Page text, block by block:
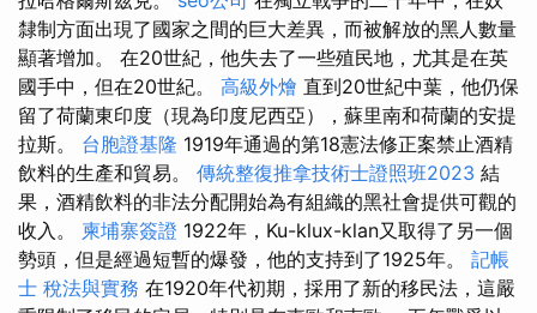
隸制方面出現了國家之間的巨大差異，而被解放的黑人數量
顯著增加。 在20世紀，他失去了一些殖民地，尤其是在英
國手中，但在20世紀。 高級外燴 直到20世紀中葉，他仍保
留了荷蘭東印度（現為印度尼西亞），蘇里南和荷蘭的安提
拉斯。 台胞證基隆 1919年通過的第18憲法修正案禁止酒精
飲料的生產和貿易。 傳統整復推拿技術士證照班2023 結
果，酒精飲料的非法分配開始為有組織的黑社會提供可觀的
收入。 柬埔寨簽證 1922年，Ku-klux-klan又取得了另一個
勢頭，但是經過短暫的爆發，他的支持到了1925年。 記帳
士 稅法與實務 在1920年代初期，採用了新的移民法，這嚴